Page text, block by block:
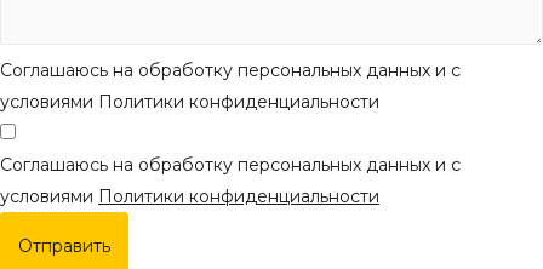
Соглашаюсь на обработку персональных данных и с
условиями Политики конфиденциальности
Соглашаюсь на обработку персональных данных и с
условиями Политики конфиденциальности
Отправить